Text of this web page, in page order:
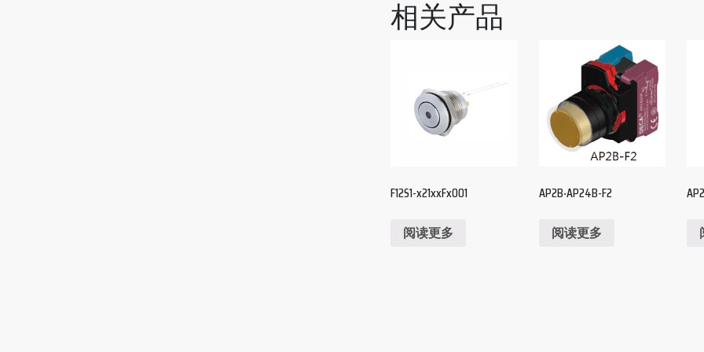
相关产品
F12S1-x21xxFx001
阅读更多
AP2B‧AP24B-F2
阅读更多